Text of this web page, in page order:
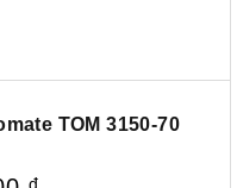
TOM 3150-70